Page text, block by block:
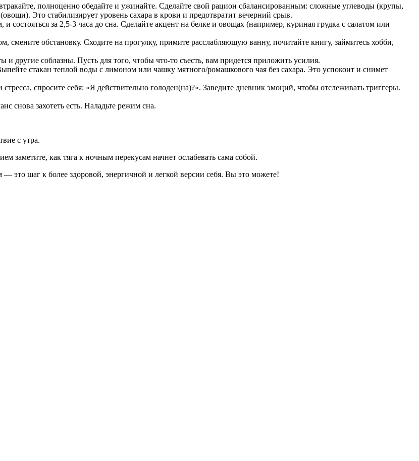
полноценно обедайте и ужинайте. Сделайте свой рацион сбалансированным: сложные углеводы (крупы,
Это стабилизирует уровень сахара в крови и предотвратит вечерний срыв.
за 2,5-3 часа до сна. Сделайте акцент на белке и овощах (например, куриная грудка с салатом или
смените обстановку. Сходите на прогулку, примите расслабляющую ванну, почитайте книгу, займитесь хобби,
и другие соблазны. Пусть для того, чтобы что-то съесть, вам придется приложить усилия.
стакан теплой воды с лимоном или чашку мятного/ромашкового чая без сахара. Это успокоит и снимет
стресса, спросите себя: «Я действительно голоден(на)?». Заведите дневник эмоций, чтобы отслеживать триггеры.
снова захотеть есть. Наладьте режим сна.
с утра.
заметите, как тяга к ночным перекусам начнет ослабевать сама собой.
это шаг к более здоровой, энергичной и легкой версии себя. Вы это можете!